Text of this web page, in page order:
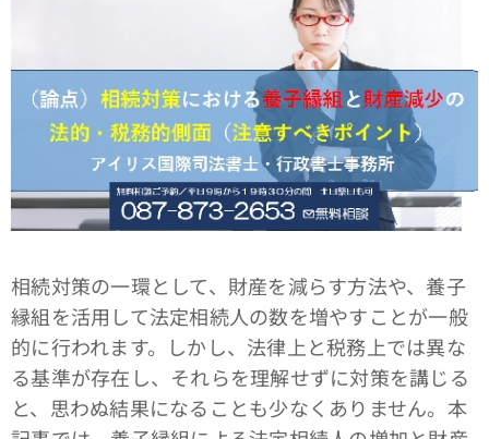
相続対策の一環として、財産を減らす方法や、養子
縁組を活用して法定相続人の数を増やすことが一般
的に行われます。しかし、法律上と税務上では異な
る基準が存在し、それらを理解せずに対策を講じる
と、思わぬ結果になることも少なくありません。本